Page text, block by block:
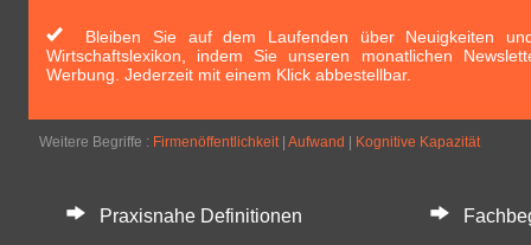
Bleiben Sie auf dem Laufenden über Neuigkeiten
Wirtschaftslexikon, indem Sie unseren monatlichen
Werbung. Jederzeit mit einem Klick abbestellbar.
Weitere Begriffe : Firmenöffentlichkeit| Aufwand Kognitive Kapazität
Praxisnahe Definitionen